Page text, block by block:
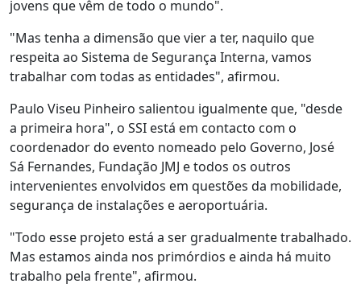
jovens que vêm de todo o mundo".
"Mas tenha a dimensão que vier a ter, naquilo que
respeita ao Sistema de Segurança Interna, vamos
trabalhar com todas as entidades", afirmou.
Paulo Viseu Pinheiro salientou igualmente que, "desde
a primeira hora", o SSI está em contacto com o
coordenador do evento nomeado pelo Governo, José
Sá Fernandes, Fundação JMJ e todos os outros
intervenientes envolvidos em questões da mobilidade,
segurança de instalações e aeroportuária.
"Todo esse projeto está a ser gradualmente trabalhado.
Mas estamos ainda nos primórdios e ainda há muito
trabalho pela frente", afirmou.